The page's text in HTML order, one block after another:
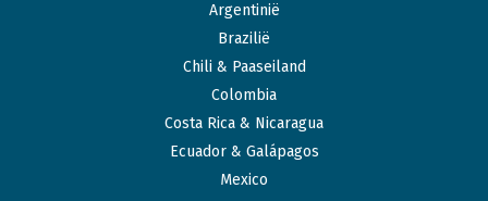
Argentinië
Brazilië
Chili & Paaseiland
Colombia
Costa Rica & Nicaragua
Ecuador & Galápagos
Mexico